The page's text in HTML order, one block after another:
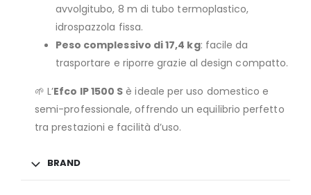
avvolgitubo, 8 m di tubo termoplastico,
idrospazzola fissa.
Peso complessivo di 17,4 kg: facile da
trasportare e riporre grazie al design compatto.
🌱 L’Efco IP 1500 S è ideale per uso domestico e
semi-professionale, offrendo un equilibrio perfetto
tra prestazioni e facilità d’uso.
BRAND